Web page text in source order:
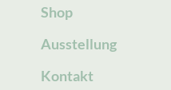
Shop
Ausstellung
Kontakt